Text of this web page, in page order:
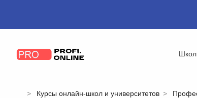
Курсы онлайн-школ и университетов